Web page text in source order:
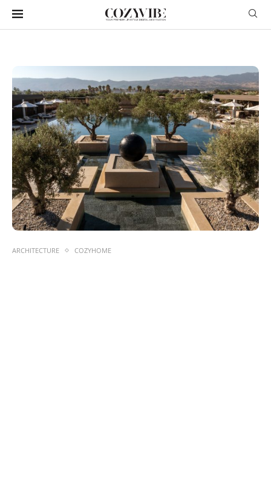
ARCHITECTURE COZYHOME